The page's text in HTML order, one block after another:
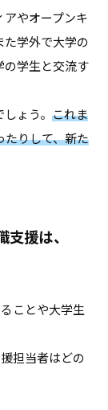
やオープンキ
た学外で大学の
の学生と交流す
ょう。 これま
たりして、新た
援は、
ことや大学生
担当者はどの